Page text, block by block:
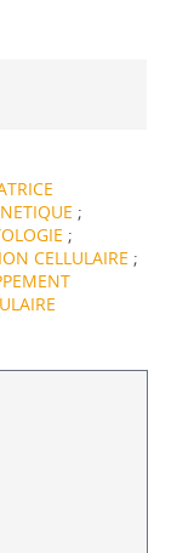
;
;
CELLULAIRE ;